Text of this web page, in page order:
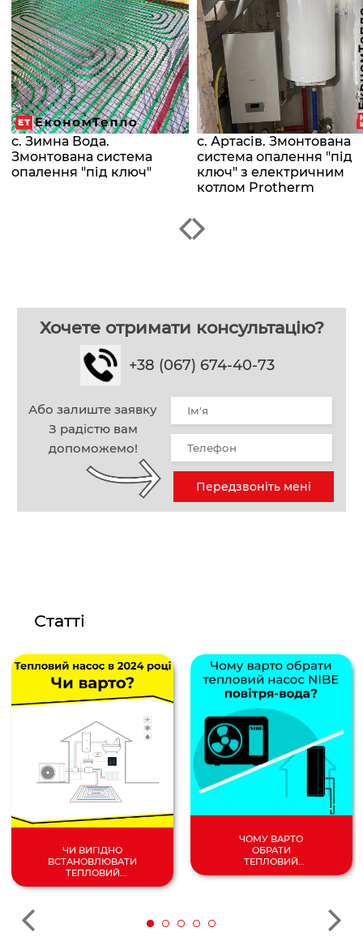
с. Зимна Вода.
Змонтована система
опалення "під ключ"
с. Артасів. Змонтована
система опалення "під
ключ" з електричним
котлом Protherm
Хочете отримати консультацію?
+38 (067) 674-40-73
Або залиште заявку
З радістю вам
допоможемо!
Передзвоніть мені
Статті
ЧИ ВИГІДНО
ВСТАНОВЛЮВАТИ
ТЕПЛОВИЙ
НАСОС У 2024
ЧОМУ ВАРТО
ОБРАТИ
ТЕПЛОВИЙ